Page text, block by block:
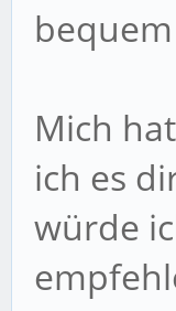
Mich
ich es
würde